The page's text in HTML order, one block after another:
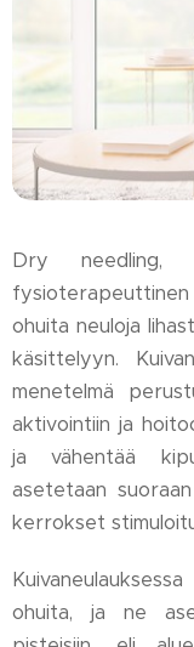
Dry needling,
ohuita neuloja
käsittelyyn.
menetelmä
aktivointiin ja
ja vähentää
asetetaan
kerrokset
ohuita, ja ne